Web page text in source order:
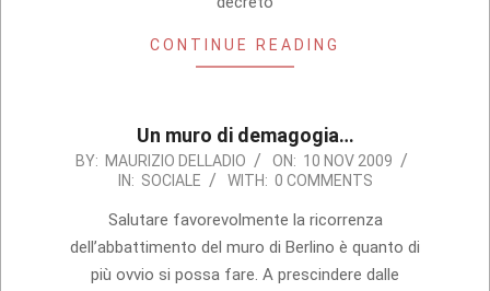
CONTINUE READING
Un muro di demagogia…
2009-
BY: MAURIZIO DELLADIO ON: 10 NOV 2009
IN: SOCIALE WITH: 0 COMMENTS
Salutare favorevolmente la ricorrenza
dell’abbattimento del muro di Berlino è quanto di
più ovvio si possa fare. A prescindere dalle